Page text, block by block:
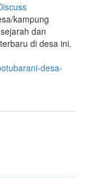
kampung
dan
di desa ini.
desa-